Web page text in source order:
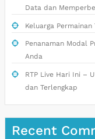
Data dan
Keluarga
Penanaman Modal
Anda
RTP Live Hari Ini –
dan Terlengkap
Recent